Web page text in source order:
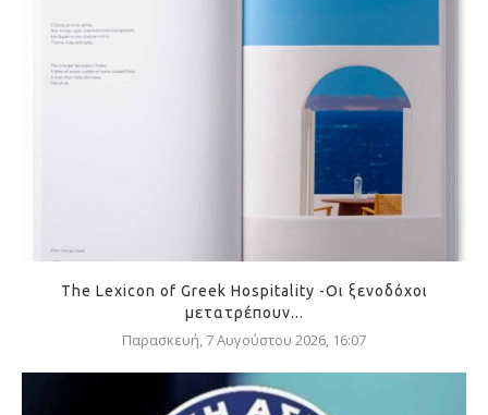
The Lexicon of Greek Hospitality -Οι ξενοδόχοι
μετατρέπουν...
Παρασκευή, 7 Αυγούστου 2026, 16:07